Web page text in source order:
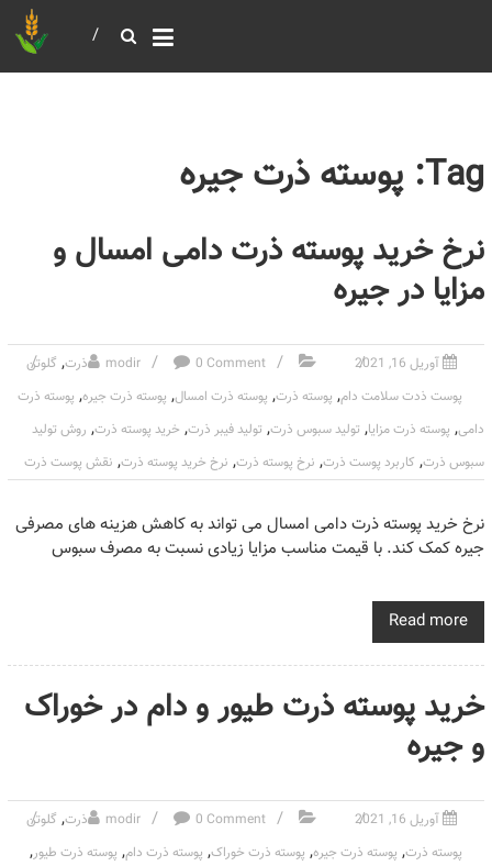
Tag: پوسته ذرت جیره
نرخ خرید پوسته ذرت دامی امسال و
مزایا در جیره
آوریل 16, 2021 modir 0 Comment ذرت, گلوتن
پوست ذدت سلامت دام, پوسته ذرت, پوسته ذرت امسال, پوسته ذرت جیره, پوسته ذرت
دامی, پوسته ذرت مزایا, تولید سبوس ذرت, تولید فیبر ذرت, خرید پوسته ذرت, روش تولید
سبوس ذرت, کاربرد پوست ذرت, نرخ پوسته ذرت, نرخ خرید پوسته ذرت, نقش پوست ذرت
نرخ خرید پوسته ذرت دامی امسال می تواند به کاهش هزینه های مصرفی
جیره کمک کند. با قیمت مناسب مزایا زیادی نسبت به مصرف سبوس
Read more
خرید پوسته ذرت طیور و دام در خوراک
و جیره
آوریل 16, 2021 modir 0 Comment ذرت, گلوتن
پوسته ذرت, پوسته ذرت جیره, پوسته ذرت خوراک, پوسته ذرت دام, پوسته ذرت طیور,